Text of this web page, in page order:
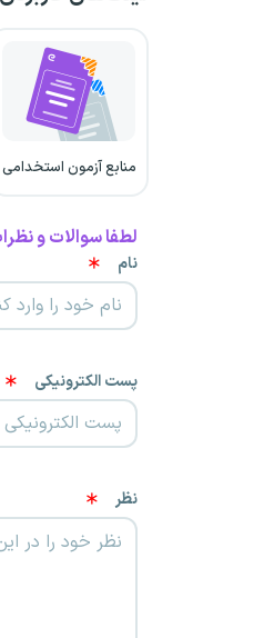
منابع آزمون استخدامی
لطفا سوالات و
نام
پست الکترونیکی
نظر